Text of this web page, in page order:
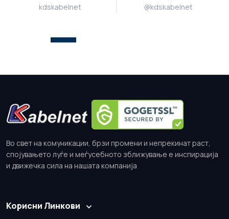
kdskabelnet @kdskabelnet
Во свет на комуникации, брзи промени и непрекинат раст,
спојувањето луѓе и меѓусебното зближување е инспирација
и движечка сила на нашата компанија
Корисни Линкови